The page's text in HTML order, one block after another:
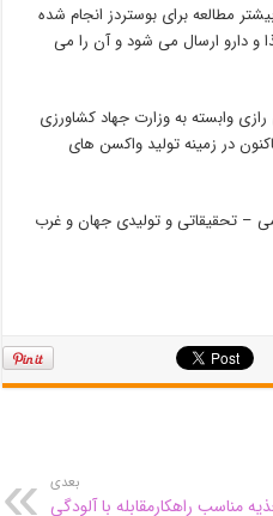
مطالعه برای بوستردز انجام شده
و دارو ارسال می شود و آن را می
وابسته به وزارت جهاد کشاورزی
در حصارک کرج از سال ۱۳۰۳ تاکنون در زمینه تولید واکسن های
– تحقیقاتی و تولیدی جهان و غرب
بعدی
مناسب راهکارمقابله با آلودگی